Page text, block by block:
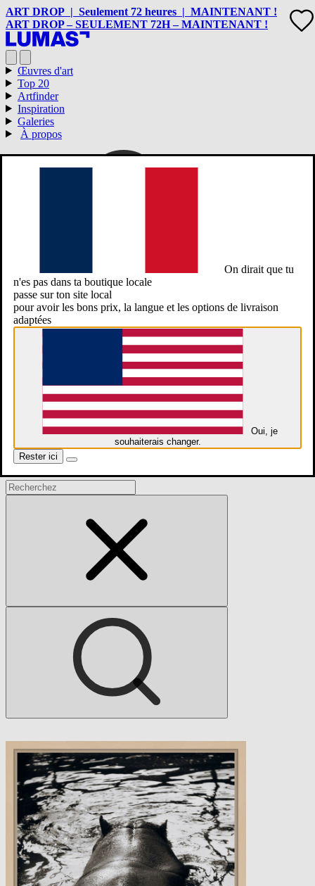
ART DROP | Seulement 72 heures | MAINTENANT !
ART DROP – SEULEMENT 72H – MAINTENANT !
Œuvres d'art
Top 20
Artfinder
Inspiration
Galeries
À propos
whatsApp
Contact
On dirait que tu
n'es pas dans ta boutique locale
passe sur ton site local
pour avoir les bons prix, la langue et les options de livraison
adaptées
souhaiterais changer.
Rester ici